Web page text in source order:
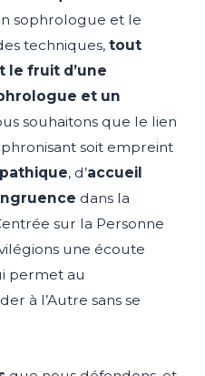
sophrologue et le
techniques, tout
le fruit d’une
et un
souhaitons que le lien
soit empreint
, d’accueil
dans la
sur la Personne
une écoute
permet au
à l’Autre sans se